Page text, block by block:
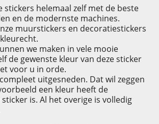
stickers helemaal zelf met de beste
en de modernste machines.
muurstickers en decoratiestickers
we maken in vele mooie
de gewenste kleur van deze sticker
voor u in orde.
uitgesneden. Dat wil zeggen
een kleur heeft de
is. Al het overige is volledig